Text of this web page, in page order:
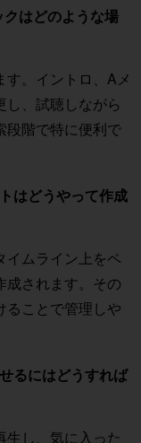
はどのような場
。イントロ、Aメ
し、試聴しながら
段階で特に便利で
はどうやって作成
イムライン上をペ
成されます。その
ることで管理しや
るにはどうすれば
生し、気に入った